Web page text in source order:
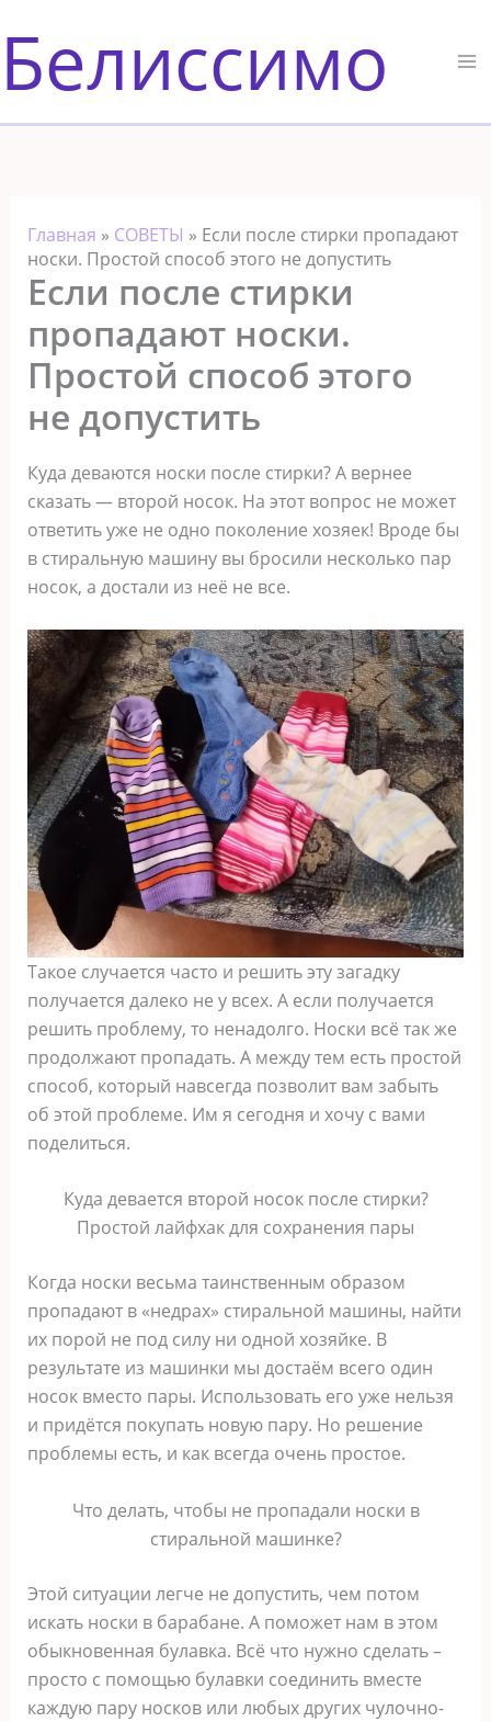
к
содержимому
Белиссимо
Главная » СОВЕТЫ » Если после стирки пропадают
носки. Простой способ этого не допустить
Если после стирки
пропадают носки.
Простой способ этого
не допустить
Куда деваются носки после стирки? А вернее
сказать — второй носок. На этот вопрос не может
ответить уже не одно поколение хозяек! Вроде бы
в стиральную машину вы бросили несколько пар
носок, а достали из неё не все.
Такое случается часто и решить эту загадку
получается далеко не у всех. А если получается
решить проблему, то ненадолго. Носки всё так же
продолжают пропадать. А между тем есть простой
способ, который навсегда позволит вам забыть
об этой проблеме. Им я сегодня и хочу с вами
поделиться.
Куда девается второй носок после стирки?
Простой лайфхак для сохранения пары
Когда носки весьма таинственным образом
пропадают в «недрах» стиральной машины, найти
их порой не под силу ни одной хозяйке. В
результате из машинки мы достаём всего один
носок вместо пары. Использовать его уже нельзя
и придётся покупать новую пару. Но решение
проблемы есть, и как всегда очень простое.
Что делать, чтобы не пропадали носки в
стиральной машинке?
Этой ситуации легче не допустить, чем потом
искать носки в барабане. А поможет нам в этом
обыкновенная булавка. Всё что нужно сделать –
просто с помощью булавки соединить вместе
каждую пару носков или любых других чулочно-